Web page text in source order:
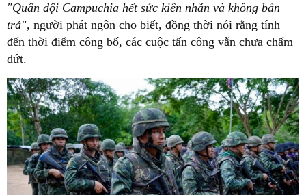
"Quân đội Campuchia hết sức kiên nhẫn và không bắn
trả", người phát ngôn cho biết, đồng thời nói rằng tính
đến thời điểm công bố, các cuộc tấn công vẫn chưa chấm
dứt.